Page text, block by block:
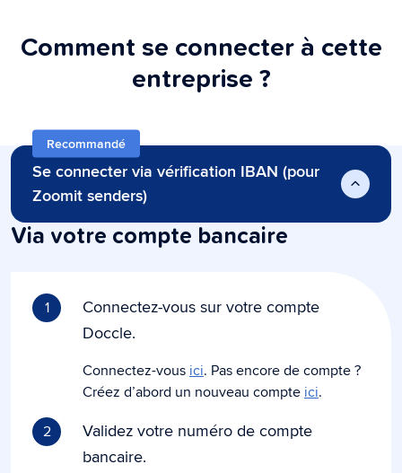
Comment se connecter à cette
entreprise ?
Recommandé
Se connecter via vérification IBAN (pour
Zoomit senders)
Via votre compte bancaire
1
Connectez-vous sur votre compte
Doccle.
Connectez-vous ici. Pas encore de compte ?
Créez d’abord un nouveau compte ici.
2
Validez votre numéro de compte
bancaire.